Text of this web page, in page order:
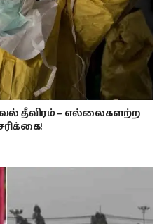
தீவிரம் – எல்லைகளற்ற